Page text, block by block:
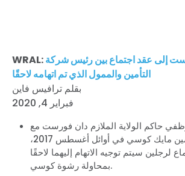
WRAL:
التأمين والممول الذي تم اتهامه لاحقًا
بقلم ترافيس فاين
فبراير 4, 2020
حاكم الولاية الملازم دان فورست مع
مكتب مفوض التأمين مايك كوسي في أوائل أغسطس 2017،
لرجلين سيتم توجيه الاتهام إليهما لاحقًا
بمحاولة رشوة كوسي.